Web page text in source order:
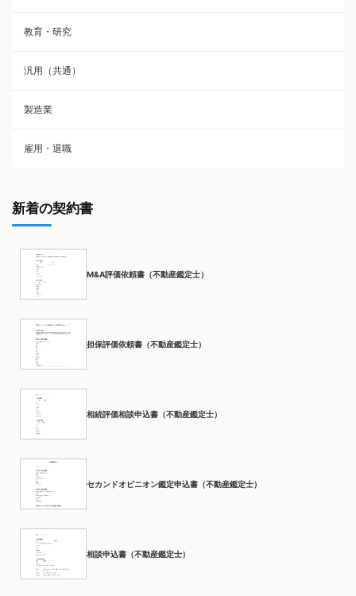
教育・研究
汎用（共通）
製造業
雇用・退職
新着の契約書
M&A評価依頼書（不動産鑑定士）
担保評価依頼書（不動産鑑定士）
相続評価相談申込書（不動産鑑定士）
セカンドオピニオン鑑定申込書（不動産鑑定士）
相談申込書（不動産鑑定士）